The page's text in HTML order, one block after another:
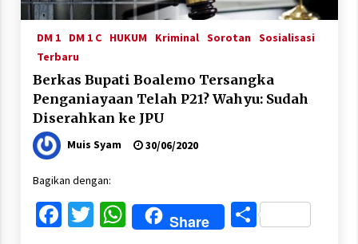
DM 1 DM 1 C HUKUM Kriminal Sorotan Sosialisasi
Terbaru
Berkas Bupati Boalemo Tersangka
Penganiayaan Telah P21? Wahyu: Sudah
Diserahkan ke JPU
Muis Syam 30/06/2020
Bagikan dengan:
Facebook
Twitter
WhatsApp
Share Share